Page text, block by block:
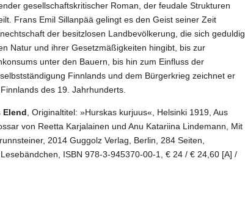
gesellschaftskritischer Roman, der feudale Strukturen
Frans Emil Sillanpää gelingt es den Geist seiner Zeit
der besitzlosen Landbevölkerung, die sich geduldig
Natur und ihrer Gesetzmäßigkeiten hingibt, bis zur
unter den Bauern, bis hin zum Einfluss der
Finnlands und dem Bürgerkrieg zeichnet er
des 19. Jahrhunderts.
Elend , Originaltitel: »Hurskas kurjuus«, Helsinki 1919, Aus
von Reetta Karjalainen und Anu Katariina Lindemann, Mit
2014 Guggolz Verlag, Berlin, 284 Seiten,
ISBN 978-3-945370-00-1, € 24 / € 24,60 [A] /